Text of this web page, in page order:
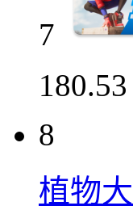
7
8
植物